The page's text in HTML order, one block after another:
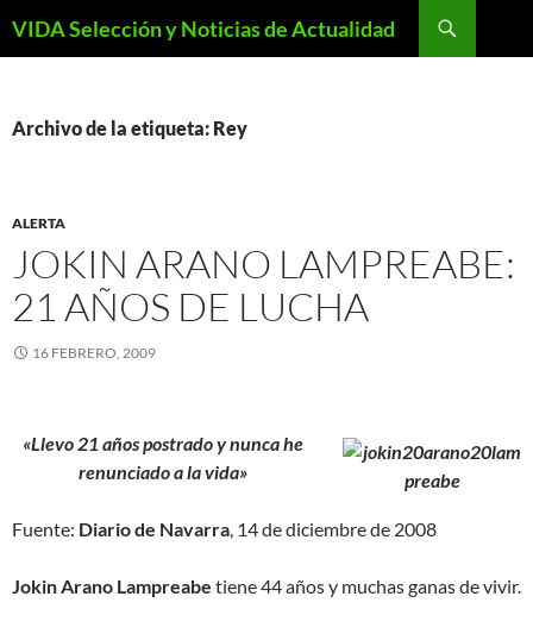
VIDA Selección y Noticias de Actualidad
Archivo de la etiqueta: Rey
ALERTA
JOKIN ARANO LAMPREABE:
21 AÑOS DE LUCHA
16 FEBRERO, 2009
«Llevo 21 años postrado y nunca he
renunciado a la vida»
Fuente: Diario de Navarra, 14 de diciembre de 2008
Jokin Arano Lampreabe tiene 44 años y muchas ganas de vivir.